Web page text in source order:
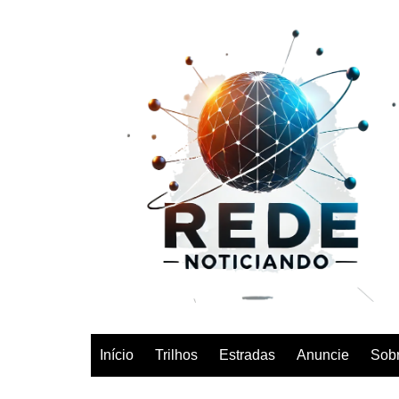
Início Trilhos Estradas Anuncie